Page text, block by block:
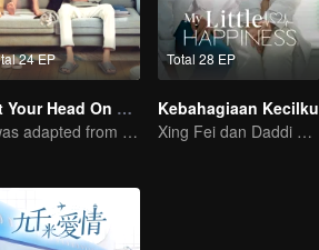
24 EP
Put Your Head On My Shoulder (Eng Dub)
It was adapted from the same series of novels as "A Love so Beautiful"
Total 28 EP
Kebahagiaan Kecilku
Xing Fei dan Daddi Tang: Kisah Cinta Manis